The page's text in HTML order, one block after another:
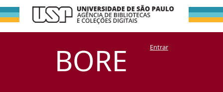
BORE
Filtrar por:
Assunto
DSpace/Manakin + CoriscoEntrar